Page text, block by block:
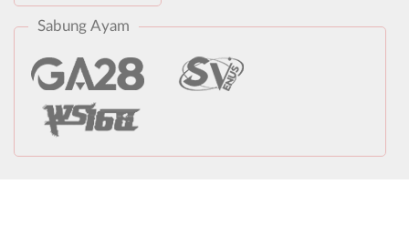
Sabung Ayam